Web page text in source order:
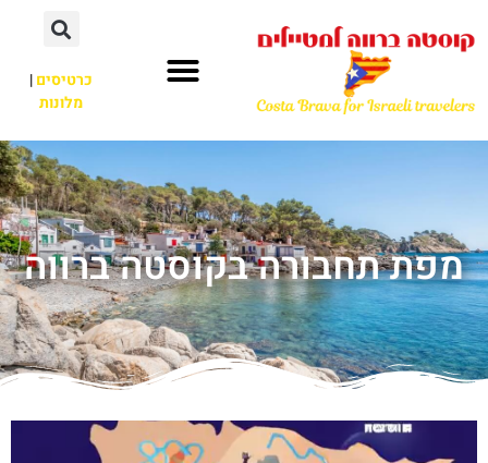
כרטיסים|
מלונות
מפת תחבורה בקוסטה ברווה